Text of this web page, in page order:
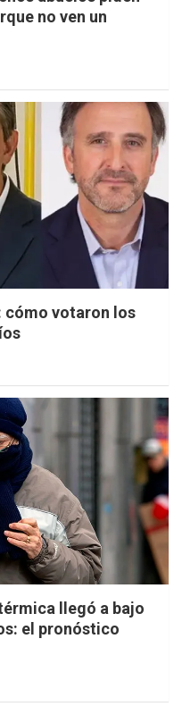
no ven un
cómo votaron los
llegó a bajo
el pronóstico